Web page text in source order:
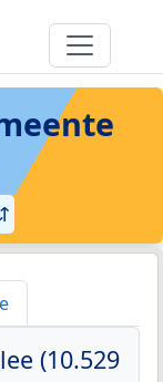
(10.529